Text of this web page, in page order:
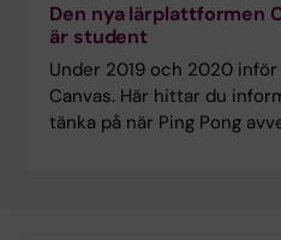
Den nya lärplattformen
är student
Under 2019 och 2020
Canvas. Här hittar du
tänka på när Ping Pong